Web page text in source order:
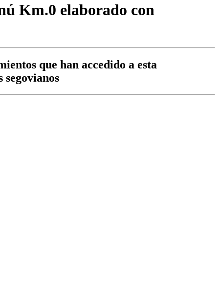
Km.0 elaborado con
que han accedido a esta
segovianos